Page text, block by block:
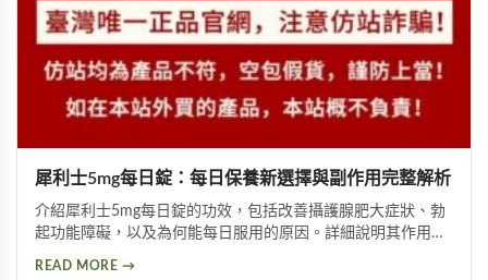
犀利士5mg每日錠：每日保養新選擇與副作用完整解析
介紹犀利士5mg每日錠的功效，包括改善攝護腺肥大症狀、勃
起功能障礙，以及為何能每日服用的原因。詳細說明其作用機
READ MORE →